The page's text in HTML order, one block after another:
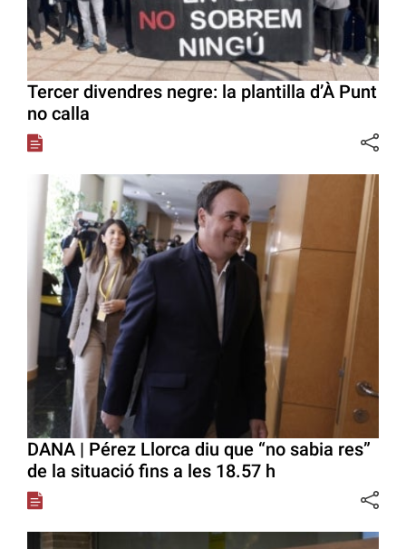
Tercer divendres negre: la plantilla d’À Punt
no calla
DANA | Pérez Llorca diu que “no sabia res”
de la situació fins a les 18.57 h